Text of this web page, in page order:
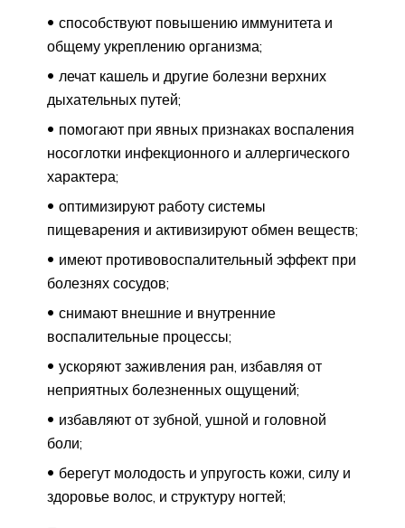
способствуют повышению иммунитета и
общему укреплению организма;
лечат кашель и другие болезни верхних
дыхательных путей;
помогают при явных признаках воспаления
носоглотки инфекционного и аллергического
характера;
оптимизируют работу системы
пищеварения и активизируют обмен веществ;
имеют противовоспалительный эффект при
болезнях сосудов;
снимают внешние и внутренние
воспалительные процессы;
ускоряют заживления ран, избавляя от
неприятных болезненных ощущений;
избавляют от зубной, ушной и головной
боли;
берегут молодость и упругость кожи, силу и
здоровье волос, и структуру ногтей;